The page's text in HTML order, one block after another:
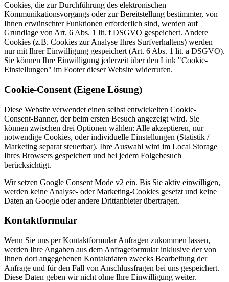
Cookies, die zur Durchführung des elektronischen
Kommunikationsvorgangs oder zur Bereitstellung bestimmter, von
Ihnen erwünschter Funktionen erforderlich sind, werden auf
Grundlage von Art. 6 Abs. 1 lit. f DSGVO gespeichert. Andere
Cookies (z.B. Cookies zur Analyse Ihres Surfverhaltens) werden
nur mit Ihrer Einwilligung gespeichert (Art. 6 Abs. 1 lit. a DSGVO).
Sie können Ihre Einwilligung jederzeit über den Link "Cookie-
Einstellungen" im Footer dieser Website widerrufen.
Cookie-Consent (Eigene Lösung)
Diese Website verwendet einen selbst entwickelten Cookie-
Consent-Banner, der beim ersten Besuch angezeigt wird. Sie
können zwischen drei Optionen wählen: Alle akzeptieren, nur
notwendige Cookies, oder individuelle Einstellungen (Statistik /
Marketing separat steuerbar). Ihre Auswahl wird im Local Storage
Ihres Browsers gespeichert und bei jedem Folgebesuch
berücksichtigt.
Wir setzen Google Consent Mode v2 ein. Bis Sie aktiv einwilligen,
werden keine Analyse- oder Marketing-Cookies gesetzt und keine
Daten an Google oder andere Drittanbieter übertragen.
Kontaktformular
Wenn Sie uns per Kontaktformular Anfragen zukommen lassen,
werden Ihre Angaben aus dem Anfrageformular inklusive der von
Ihnen dort angegebenen Kontaktdaten zwecks Bearbeitung der
Anfrage und für den Fall von Anschlussfragen bei uns gespeichert.
Diese Daten geben wir nicht ohne Ihre Einwilligung weiter.